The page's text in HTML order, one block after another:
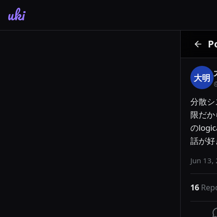
uki
大明
分散
限だ
の
話が
Jun
16